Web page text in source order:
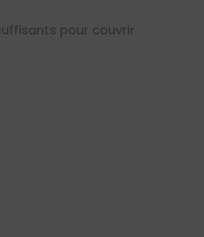
pour couvrir